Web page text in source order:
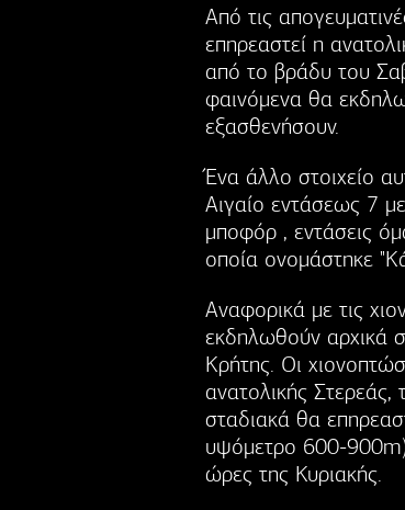
Από τις
επηρεαστεί η
από το βράδυ του
φαινόμενα θα
εξασθενήσουν.
Ένα άλλο στοιχείο
Αιγαίο εντάσεως 7
μποφόρ , εντάσεις
οποία ονομάστηκε
Αναφορικά με τις
εκδηλωθούν αρχικά
Κρήτης. Οι
ανατολικής
σταδιακά θα
υψόμετρο 600-
ώρες της Κυριακής.